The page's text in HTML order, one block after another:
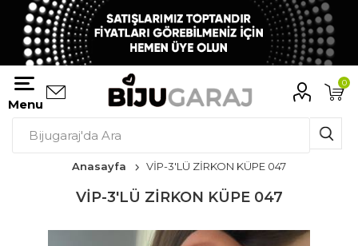
Menu
0
Anasayfa VİP-3'LÜ ZİRKON KÜPE 047
VİP-3'LÜ ZİRKON KÜPE 047